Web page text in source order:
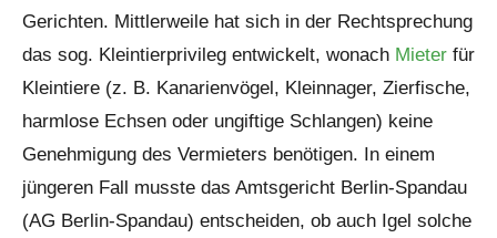
Gerichten. Mittlerweile hat sich in der Rechtsprechung
das sog. Kleintierprivileg entwickelt, wonach Mieter für
Kleintiere (z. B. Kanarienvögel, Kleinnager, Zierfische,
harmlose Echsen oder ungiftige Schlangen) keine
Genehmigung des Vermieters benötigen. In einem
jüngeren Fall musste das Amtsgericht Berlin-Spandau
(AG Berlin-Spandau) entscheiden, ob auch Igel solche